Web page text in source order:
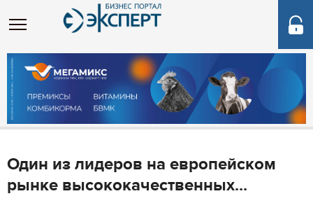
Один из лидеров на европейском
рынке высококачественных...